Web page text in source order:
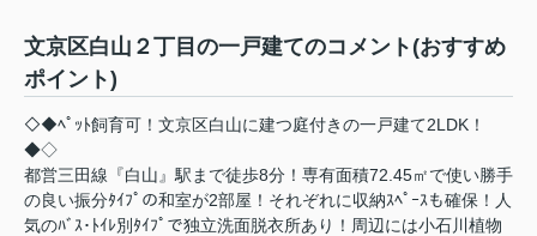
文京区白山２丁目の一戸建てのコメント(おすすめ
ポイント)
◇◆ﾍﾟｯﾄ飼育可！文京区白山に建つ庭付きの一戸建て2LDK！
◆◇
都営三田線『白山』駅まで徒歩8分！専有面積72.45㎡で使い勝手
の良い振分ﾀｲﾌﾟの和室が2部屋！それぞれに収納ｽﾍﾟｰｽも確保！人
気のﾊﾞｽ･ﾄｲﾚ別ﾀｲﾌﾟで独立洗面脱衣所あり！周辺には小石川植物